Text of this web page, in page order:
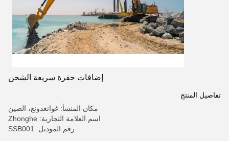
إضافات حفرة سريعة الشحن
تفاصيل المنتج
مكان المنشأ: غوانغدونغ، الصين
اسم العلامة التجارية: Zhonghe
رقم الموديل: SSB001